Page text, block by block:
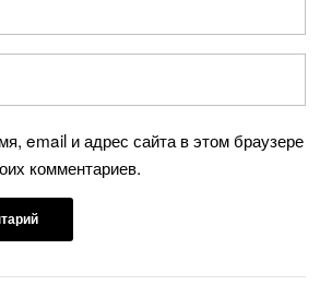
email и адрес сайта в этом браузере
комментариев.